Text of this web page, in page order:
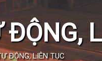
ĐỘNG, LIÊN TỤC